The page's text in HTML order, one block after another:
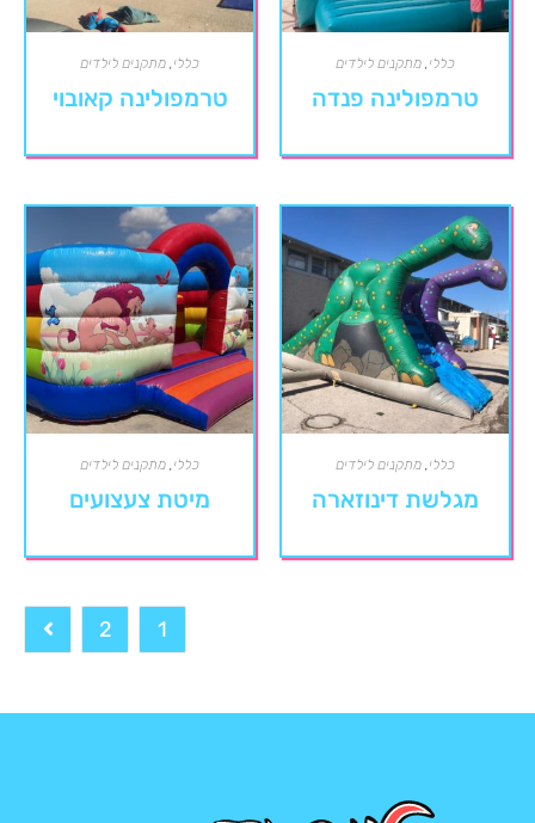
כללי מתקנים לילדים
טרמפולינה פנדה
כללי מתקנים לילדים
טרמפולינה קאובוי
כללי מתקנים לילדים
מגלשת דינוזארה
כללי מתקנים לילדים
מיטת צעצועים
1
2